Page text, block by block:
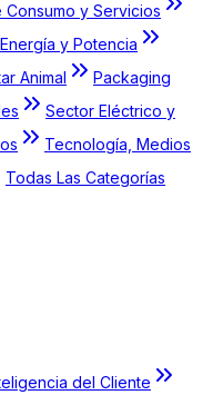
Consumo y Servicios
Energía y Potencia
Animal
Packaging
Sector Eléctrico y
Tecnología, Medios
Todas Las Categorías
del Cliente